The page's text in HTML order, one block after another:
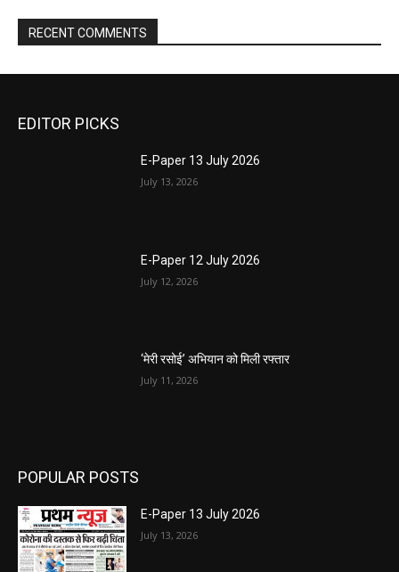
RECENT COMMENTS
EDITOR PICKS
E-Paper 13 July 2026
July 13, 2026
E-Paper 12 July 2026
July 12, 2026
‘मेरी रसोई’ अभियान को मिली रफ्तार
July 11, 2026
POPULAR POSTS
E-Paper 13 July 2026
July 13, 2026